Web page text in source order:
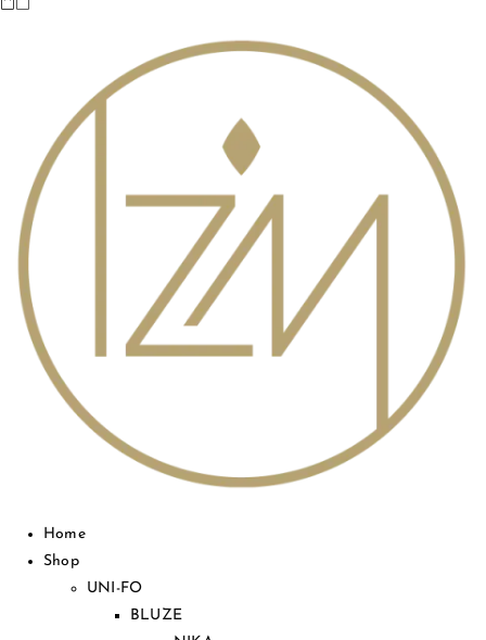
Home
Shop
UNI-FO
BLUZE